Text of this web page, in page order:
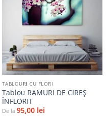
Adaugă
TABLOURI CU FLORI
Tablou RAMURI DE CIREȘ
ÎNFLORIT
De la 95,00 lei